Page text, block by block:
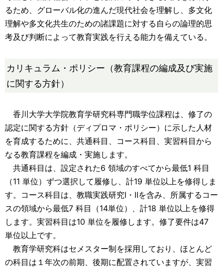
るため、グローバル化の進んだ現代社会を理解し、多文化
理解や多文化共生のための諸課題に対する自らの論理的思
考及び判断によって教育実践を行える能力を備えている。
カリキュラム・ポリシー（教育課程の編成及び実施
に関する方針）
香川大学大学院教育学研究科専門職学位課程は、修了の
認定に関する方針（ディプロマ・ポリシー）に示した人材
を育成するために、共通科目、コース科目、実習科目から
なる教育課程を編成・実施します。
共通科目は、設定された6 領域のすべてから最低1 科目
（11 単位）ずつ選択して履修し、計19 単位以上を修得しま
す。コース科目は、教職実践研究Ⅰ・Ⅱを含み、所属するコー
スの領域から最低7 科目（14単位）、計18 単位以上を修得
します。実習科目は10 単位を履修します。修了要件は47
単位以上です。
教育学研究科はセメスター制を採用しており、ほとんど
の科目は１年次の前期、後期に配置されていますが、実習